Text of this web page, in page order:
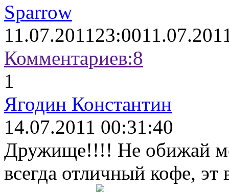
Sparrow
11.07.201123:00
Комментариев:8
1
Ягодин Константин
14.07.2011 00:31:40
Дружище!!!! Не обижай
всегда отличный кофе, эт